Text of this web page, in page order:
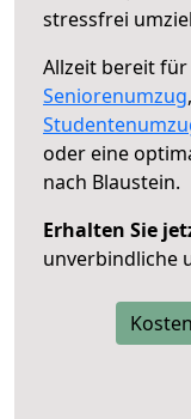
stressfrei
Allzeit bereit
Seniorenumzug,
oder eine
nach Blaustein.
Erhalten Sie
unverbindliche